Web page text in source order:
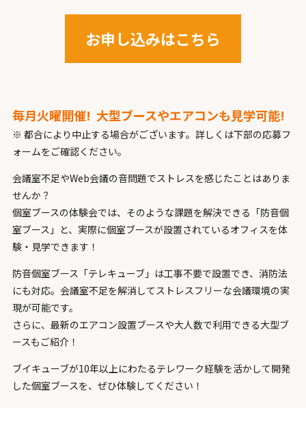
お申し込みはこちら
毎月火曜開催! 大型ブースやエアコンも見学可能!
※ 都合により中止する場合がございます。詳しくは下部の応募フ
ォームをご確認ください。
会議室不足やWeb会議の音問題でストレスを感じたことはありま
せんか？
個室ブースの体験会では、そのような課題を解決できる「防音個
室ブース」と、実際に個室ブースが設置されているオフィスを体
験・見学できます！
防音個室ブース「テレキューブ」は工事不要で設置でき、消防法
にも対応。会議室不足を解消してストレスフリーな会議環境の実
現が可能です。
さらに、最新のエアコン設置ブースや大人数で利用できる大型ブ
ースもご紹介！
ブイキューブが10年以上にわたるテレワーク経験を活かして開発
した個室ブースを、ぜひ体験してください！